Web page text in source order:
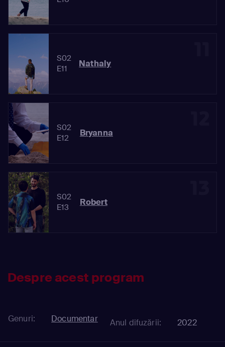
S02
E11
Nathaly
S02
E12
Bryanna
S02
E13
Robert
Despre acest program
Genuri: Documentar Anul difuzării: 2022